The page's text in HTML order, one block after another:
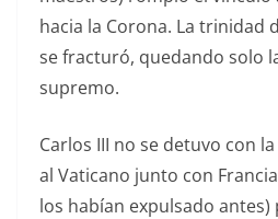
hacia la Corona. La trinidad
se fracturó, quedando solo
supremo.
Carlos III no se detuvo con
al Vaticano junto con
los habían expulsado